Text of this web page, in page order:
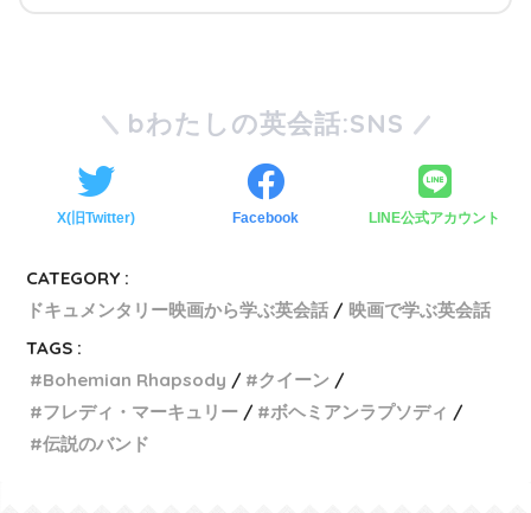
bわたしの英会話:SNS
X(旧Twitter) Facebook LINE公式アカウント
CATEGORY :
ドキュメンタリー映画から学ぶ英会話
映画で学ぶ英会話
TAGS :
Bohemian Rhapsody
クイーン
フレディ・マーキュリー
ボヘミアンラプソディ
伝説のバンド